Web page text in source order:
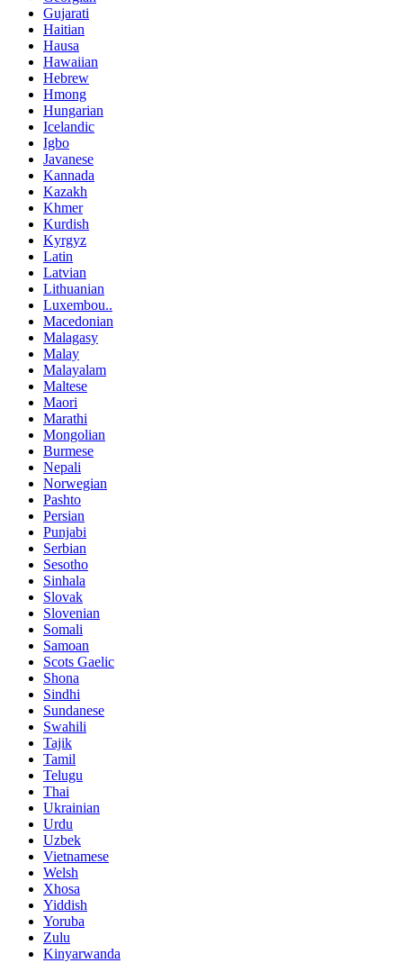
Gujarati
Haitian
Hausa
Hawaiian
Hebrew
Hmong
Hungarian
Icelandic
Igbo
Javanese
Kannada
Kazakh
Khmer
Kurdish
Kyrgyz
Latin
Latvian
Lithuanian
Luxembou..
Macedonian
Malagasy
Malay
Malayalam
Maltese
Maori
Marathi
Mongolian
Burmese
Nepali
Norwegian
Pashto
Persian
Punjabi
Serbian
Sesotho
Sinhala
Slovak
Slovenian
Somali
Samoan
Scots Gaelic
Shona
Sindhi
Sundanese
Swahili
Tajik
Tamil
Telugu
Thai
Ukrainian
Urdu
Uzbek
Vietnamese
Welsh
Xhosa
Yiddish
Yoruba
Zulu
Kinyarwanda